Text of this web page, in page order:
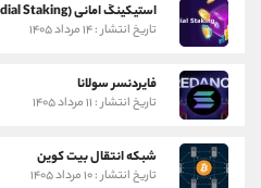
استیکینگ امانی (Custodial Staking)
تاریخ انتشار : ۱۴ مرداد ۱۴۰۵
فایردنسر سولانا
تاریخ انتشار : ۱۱ مرداد ۱۴۰۵
شبکه انتقال بیت کوین
تاریخ انتشار : ۱۰ مرداد ۱۴۰۵